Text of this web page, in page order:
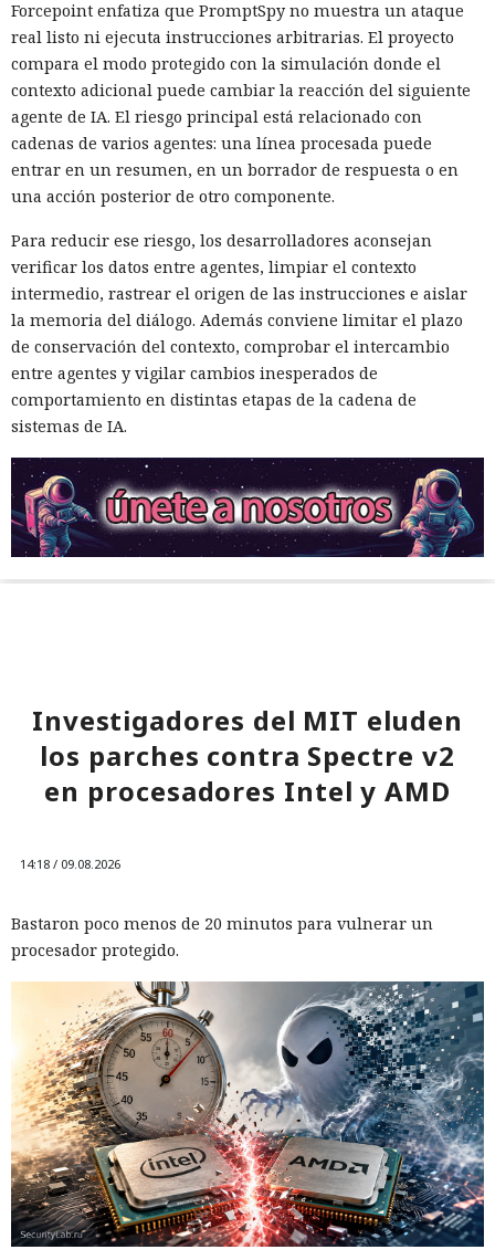
Forcepoint enfatiza que PromptSpy no muestra un ataque
real listo ni ejecuta instrucciones arbitrarias. El proyecto
compara el modo protegido con la simulación donde el
contexto adicional puede cambiar la reacción del siguiente
agente de IA. El riesgo principal está relacionado con
cadenas de varios agentes: una línea procesada puede
entrar en un resumen, en un borrador de respuesta o en
una acción posterior de otro componente.
Para reducir ese riesgo, los desarrolladores aconsejan
verificar los datos entre agentes, limpiar el contexto
intermedio, rastrear el origen de las instrucciones e aislar
la memoria del diálogo. Además conviene limitar el plazo
de conservación del contexto, comprobar el intercambio
entre agentes y vigilar cambios inesperados de
comportamiento en distintas etapas de la cadena de
sistemas de IA.
Investigadores del MIT eluden
los parches contra Spectre v2
en procesadores Intel y AMD
14:18 / 09.08.2026
Bastaron poco menos de 20 minutos para vulnerar un
procesador protegido.